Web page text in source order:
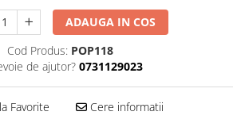
ADAUGA IN COS
Cod Produs: POP118
de ajutor? 0731129023
Favorite Cere informatii